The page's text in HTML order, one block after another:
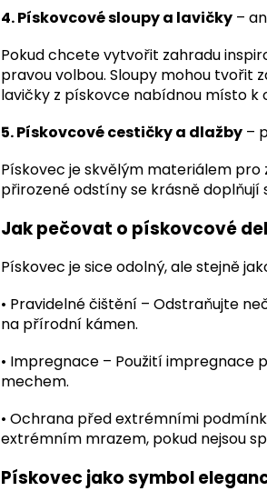
4. Pískovcové sloupy a lavičky –
Pokud chcete vytvořit zahradu
pravou volbou. Sloupy mohou
lavičky z pískovce nabídnou místo k
5. Pískovcové cestičky a dlažby –
Pískovec je skvělým materiálem
přirozené odstíny se krásně
Jak pečovat o pískovcové
Pískovec je sice odolný, ale stejně
• Pravidelné čištění – Odstraňujte
na přírodní kámen.
• Impregnace – Použití impregnace
mechem.
• Ochrana před extrémními
extrémním mrazem, pokud nejsou
Pískovec jako symbol